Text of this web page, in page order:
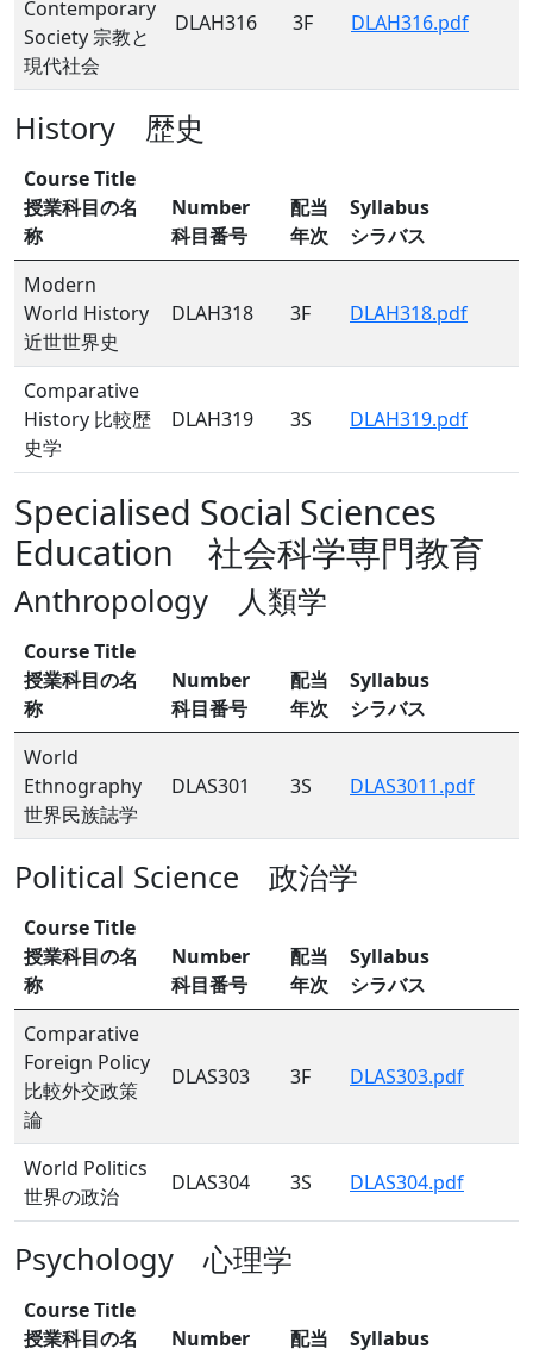
Contemporary
Society 宗教と
現代社会
DLAH316 3F DLAH316.pdf
History 歴史
Course Title
授業科目の名
称
Number
科目番号
配当
年次
Syllabus
シラバス
Modern
World History
近世世界史
DLAH318 3F DLAH318.pdf
Comparative
History 比較歴
史学
DLAH319 3S DLAH319.pdf
Specialised Social Sciences
Education 社会科学専門教育
Anthropology 人類学
Course Title
授業科目の名
称
Number
科目番号
配当
年次
Syllabus
シラバス
World
Ethnography
世界民族誌学
DLAS301 3S DLAS3011.pdf
Political Science 政治学
Course Title
授業科目の名
称
Number
科目番号
配当
年次
Syllabus
シラバス
Comparative
Foreign Policy
比較外交政策
論
DLAS303 3F DLAS303.pdf
World Politics
世界の政治
DLAS304 3S DLAS304.pdf
Psychology 心理学
Course Title
授業科目の名
Number
配当
Syllabus